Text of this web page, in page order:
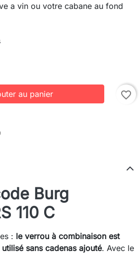
a vin ou votre cabane au fond
au panier favorite_border
Burg
110 C
: le verrou à combinaison est
sans cadenas ajouté. Avec le